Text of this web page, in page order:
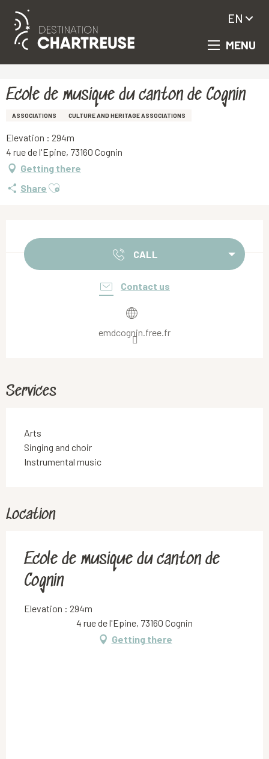
Aller
principal
MENU
EN
Ecole de musique du canton de Cognin
ASSOCIATIONS CULTURE AND HERITAGE ASSOCIATIONS
Elevation : 294m
4 rue de l'Epine, 73160 Cognin
Getting there
Share Ajouter aux favoris
CALL
Contact us
emdcognin.free.fr
Services
Arts
Singing and choir
Instrumental music
Location
Ecole de musique du canton de
Cognin
Elevation : 294m
4 rue de l'Epine, 73160 Cognin
Getting there